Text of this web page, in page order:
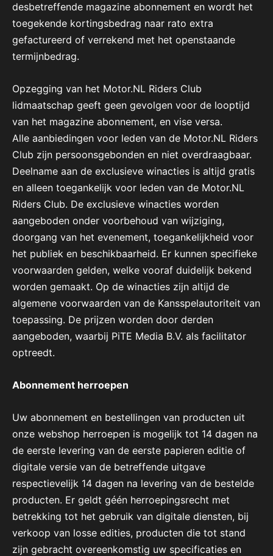
desbetreffende magazine abonnement en wordt het
toegekende kortingsbedrag naar rato extra
gefactureerd of verrekend met het openstaande
termijnbedrag.
Opzegging van het Motor.NL Riders Club
lidmaatschap geeft geen gevolgen voor de looptijd
van het magazine abonnement, en vise versa.
Alle aanbiedingen voor leden van de Motor.NL Riders
Club zijn persoonsgebonden en niet overdraagbaar.
Deelname aan de exclusieve winacties is altijd gratis
en alleen toegankelijk voor leden van de Motor.NL
Riders Club. De exclusieve winacties worden
aangeboden onder voorbehoud van wijziging,
doorgang van het evenement, toegankelijkheid voor
het publiek en beschikbaarheid. Er kunnen specifieke
voorwaarden gelden, welke vooraf duidelijk bekend
worden gemaakt. Op de winacties zijn altijd de
algemene voorwaarden van de Kansspelautoriteit van
toepassing. De prijzen worden door derden
aangeboden, waarbij PiTE Media B.V. als facilitator
optreedt.
Abonnement herroepen
Uw abonnement en bestellingen van producten uit
onze webshop herroepen is mogelijk tot 14 dagen na
de eerste levering van de eerste papieren editie of
digitale versie van de betreffende uitgave
respectievelijk 14 dagen na levering van de bestelde
producten. Er geldt géén herroepingsrecht met
betrekking tot het gebruik van digitale diensten, bij
verkoop van losse edities, producten die tot stand
zijn gebracht overeenkomstig uw specificaties en